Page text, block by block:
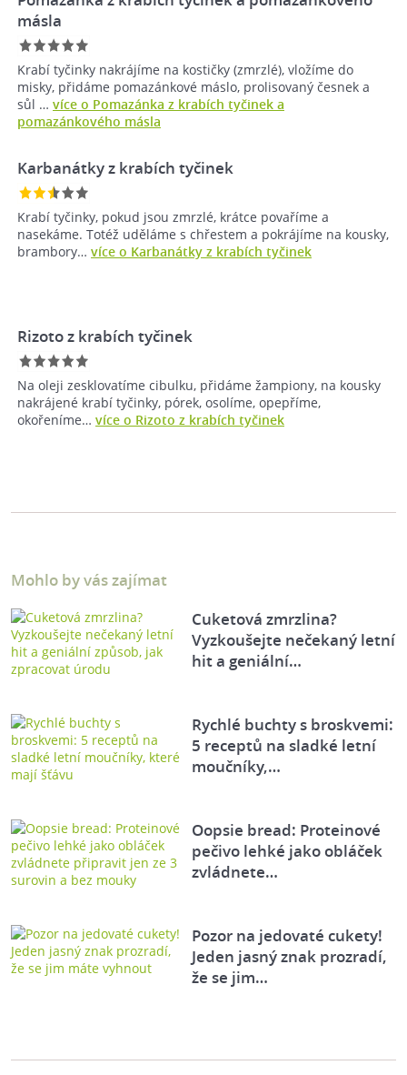
másla
Krabí tyčinky nakrájíme na kostičky (zmrzlé), vložíme do
misky, přidáme pomazánkové máslo, prolisovaný česnek a
sůl … více o Pomazánka z krabích tyčinek a
pomazánkového másla
Karbanátky z krabích tyčinek
Krabí tyčinky, pokud jsou zmrzlé, krátce povaříme a
nasekáme. Totéž uděláme s chřestem a pokrájíme na kousky,
brambory… více o Karbanátky z krabích tyčinek
Rizoto z krabích tyčinek
Na oleji zesklovatíme cibulku, přidáme žampiony, na kousky
nakrájené krabí tyčinky, pórek, osolíme, opepříme,
okořeníme… více o Rizoto z krabích tyčinek
Mohlo by vás zajímat
Cuketová zmrzlina?
Vyzkoušejte nečekaný letní
hit a geniální…
Rychlé buchty s broskvemi:
5 receptů na sladké letní
moučníky,…
Oopsie bread: Proteinové
pečivo lehké jako obláček
zvládnete…
Pozor na jedovaté cukety!
Jeden jasný znak prozradí,
že se jim…